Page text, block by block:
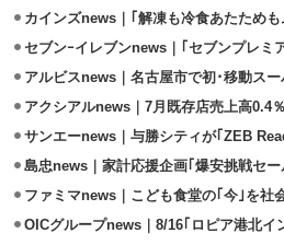
アクシアルnews｜7月既存店売上高0.4
サンエーnews｜与勝シティが｢ZEB